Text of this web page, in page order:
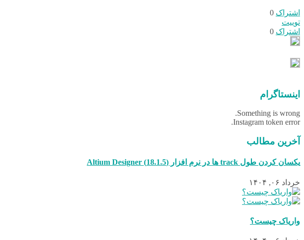
اشتراک 0
توییت
اشتراک 0
اینستاگرام
Something is wrong.
Instagram token error.
آخرین مطالب
یکسان کردن طول track ها در نرم افزار (18.1.5) Altium Designer
خرداد ۰۶, ۱۴۰۴
واریاک چیست؟